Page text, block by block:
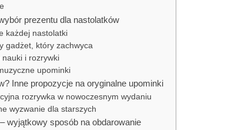
prezentu dla nastolatków
każdej nastolatki
gadżet, który zachwyca
nauki i rozrywki
upominki
Inne propozycje na oryginalne upominki
rozrywka w nowoczesnym wydaniu
wyzwanie dla starszych
wyjątkowy sposób na obdarowanie